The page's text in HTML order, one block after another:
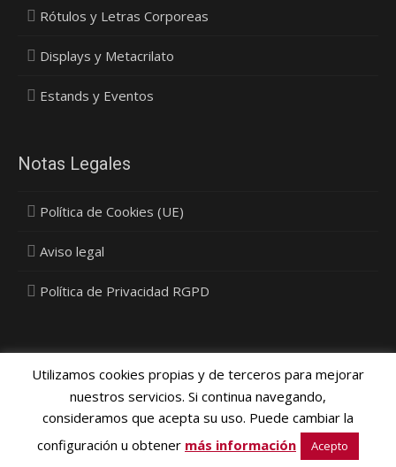
Rótulos y Letras Corporeas
Displays y Metacrilato
Estands y Eventos
Notas Legales
Política de Cookies (UE)
Aviso legal
Política de Privacidad RGPD
Política Privacidad, Cookies y Protección de Datos- © 2015
Vinyldecor SL - DiseñoMedia Next Ltd.
Utilizamos cookies propias y de terceros para mejorar
nuestros servicios. Si continua navegando,
consideramos que acepta su uso. Puede cambiar la
configuración u obtener más información Acepto